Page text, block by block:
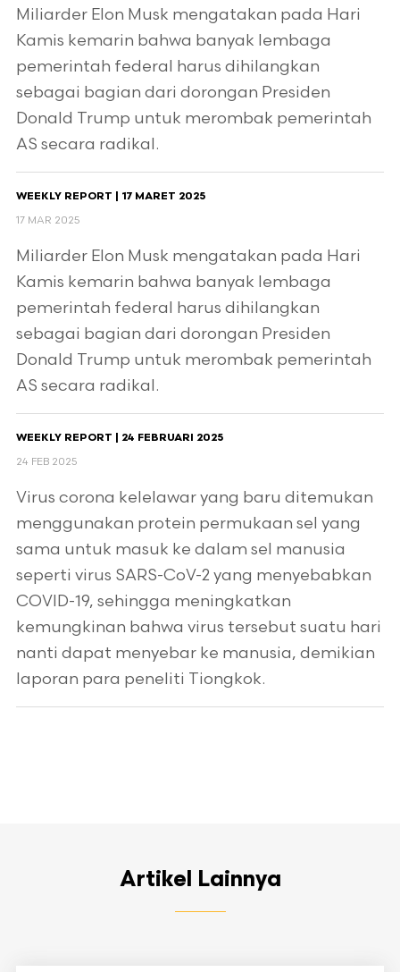
Miliarder Elon Musk mengatakan pada Hari
Kamis kemarin bahwa banyak lembaga
pemerintah federal harus dihilangkan
sebagai bagian dari dorongan Presiden
Donald Trump untuk merombak pemerintah
AS secara radikal.
WEEKLY REPORT | 17 MARET 2025
17 MAR 2025
Miliarder Elon Musk mengatakan pada Hari
Kamis kemarin bahwa banyak lembaga
pemerintah federal harus dihilangkan
sebagai bagian dari dorongan Presiden
Donald Trump untuk merombak pemerintah
AS secara radikal.
WEEKLY REPORT | 24 FEBRUARI 2025
24 FEB 2025
Virus corona kelelawar yang baru ditemukan
menggunakan protein permukaan sel yang
sama untuk masuk ke dalam sel manusia
seperti virus SARS-CoV-2 yang menyebabkan
COVID-19, sehingga meningkatkan
kemungkinan bahwa virus tersebut suatu hari
nanti dapat menyebar ke manusia, demikian
laporan para peneliti Tiongkok.
Artikel Lainnya